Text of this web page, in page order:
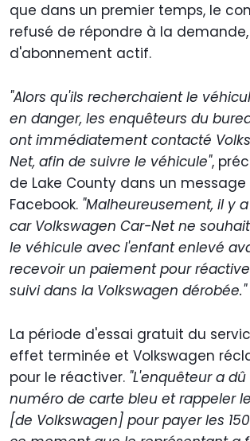
que dans un premier temps, le
refusé de répondre à la
d'abonnement actif.
"Alors qu'ils recherchaient le
en danger, les enquêteurs du
ont immédiatement contacté
Net, afin de suivre le véhicule",
de Lake County dans un message
Facebook. "Malheureusement, il y
car Volkswagen Car-Net ne
le véhicule avec l'enfant enlevé
recevoir un paiement pour
suivi dans la Volkswagen dérobée."
La période d'essai gratuit du
effet terminée et Volkswagen
pour le réactiver. "L'enquêteur a
numéro de carte bleu et rappeler
[de Volkswagen] pour payer les